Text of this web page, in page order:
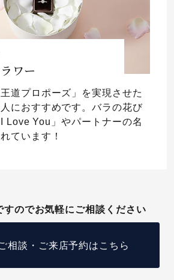
ワー
道プロポーズ」を実現させた
におすすめです。バラの花び
Love You」やパートナーの名
ています！
すのでお気軽にご相談ください
相談・ご来店予約はこちら